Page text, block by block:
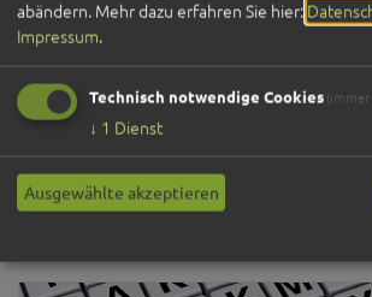
Aktuelle Dokumente
abändern. Mehr dazu erfahren Sie hier:
Impressum.
Technisch notwendige Cookies(immer
↓ 1 Dienst
Ausgewählte akzeptieren